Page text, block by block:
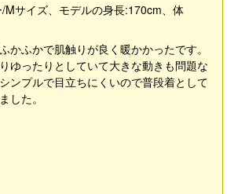
Mサイズ、モデルの身長:170cm、体
かふかで肌触りが良く暖かかったです。
ゆったりとしていて大きな動きも問題な
ンプルで目立ちにくいので普段着として
した。